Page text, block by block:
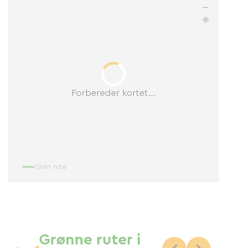
Forbereder kortet...
Grøn rute
Grønne ruter i